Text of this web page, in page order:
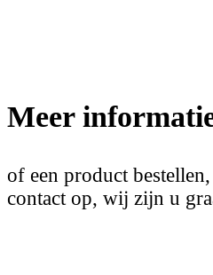
Meer
of een product
contact op, wij zijn u